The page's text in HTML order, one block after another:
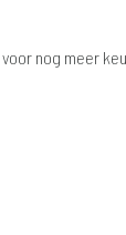
voor nog meer